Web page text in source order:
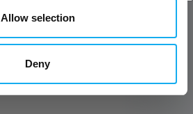
Allow selection
Deny